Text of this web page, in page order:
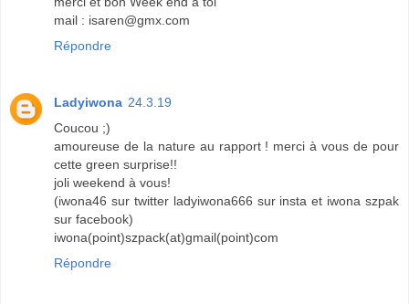
mail : isaren@gmx.com
Répondre
Ladyiwona 24.3.19
Coucou ;)
amoureuse de la nature au rapport ! merci à vous de pour
cette green surprise!!
joli weekend à vous!
(iwona46 sur twitter ladyiwona666 sur insta et iwona szpak
sur facebook)
iwona(point)szpack(at)gmail(point)com
Répondre